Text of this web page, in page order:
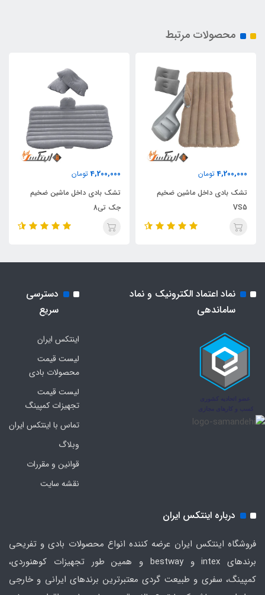
محصولات مرتبط
4,200,000 تومان
تشک بادی داخل ماشین ضخیم
VS5
4,200,000 تومان
تشک بادی داخل ماشین ضخیم
جک تی8
نماد اعتماد الکترونیک و نماد
ساماندهی
دسترسی
سریع
اینتکس ایران
لیست قیمت
محصولات بادی
لیست قیمت
تجهیزات کمپینگ
تماس با اینتکس ایران
وبلاگ
قوانین و مقررات
نقشه سایت
درباره اینتکس ایران
فروشگاه اینتکس ایران عرضه کننده انواع محصولات بادی و تفریحی
برندهای intex و bestway و همین طور تجهیزات کوهنوردی،
کمپینگ، سفری و طبیعت گردی معتبرترین برندهای ایرانی و خارجی